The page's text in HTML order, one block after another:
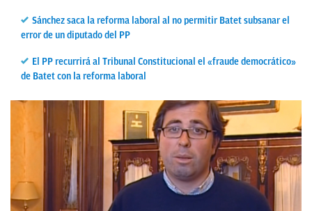
Sánchez saca la reforma laboral al no permitir Batet subsanar el
error de un diputado del PP
El PP recurrirá al Tribunal Constitucional el «fraude democrático»
de Batet con la reforma laboral